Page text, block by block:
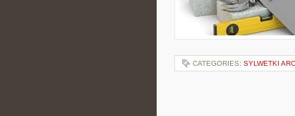
CATEGORIES: SYLWETKI